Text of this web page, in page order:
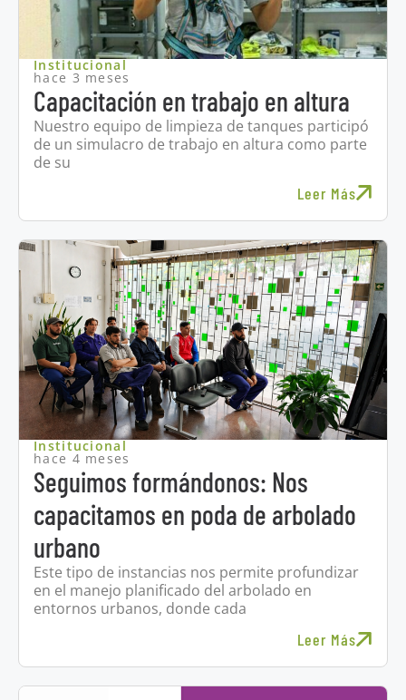
Institucional
hace 3 meses
Capacitación en trabajo en altura
Nuestro equipo de limpieza de tanques participó
de un simulacro de trabajo en altura como parte
de su
Leer Más
Institucional
hace 4 meses
Seguimos formándonos: Nos
capacitamos en poda de arbolado
urbano
Este tipo de instancias nos permite profundizar
en el manejo planificado del arbolado en
entornos urbanos, donde cada
Leer Más